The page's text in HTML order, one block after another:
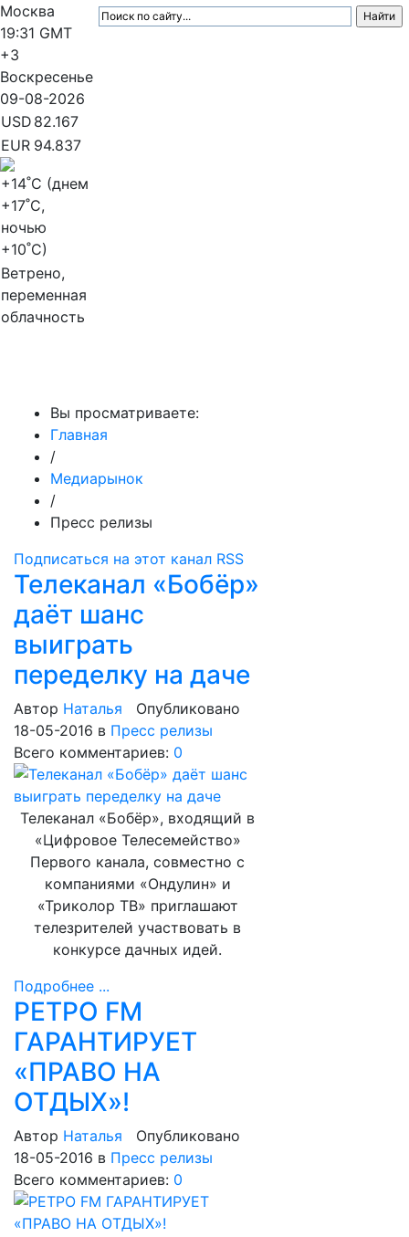
Москва
19:31 GMT
+3
Воскресенье
09-08-2026
USD 82.167
EUR 94.837
+14˚C (днем
+17˚C,
ночью
+10˚C)
Ветрено,
переменная
облачность
Вы просматриваете:
Главная
/
Медиарынок
/
Пресс релизы
Подписаться на этот канал RSS
Телеканал «Бобёр»
даёт шанс
выиграть
переделку на даче
Автор Наталья
Опубликовано
18-05-2016 в Пресс релизы
Всего комментариев: 0
Телеканал «Бобёр», входящий в
«Цифровое Телесемейство»
Первого канала, совместно с
компаниями «Ондулин» и
«Триколор ТВ» приглашают
телезрителей участвовать в
конкурсе дачных идей.
Подробнее ...
РЕТРО FM
ГАРАНТИРУЕТ
«ПРАВО НА
ОТДЫХ»!
Автор Наталья
Опубликовано
18-05-2016 в Пресс релизы
Всего комментариев: 0